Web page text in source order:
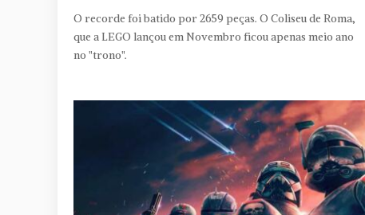
O recorde foi batido por 2659 peças. O Coliseu de Roma,
que a LEGO lançou em Novembro ficou apenas meio ano
no "trono".